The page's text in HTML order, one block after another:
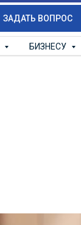
ЗАДАТЬ ВОПРОС
БИЗНЕСУ